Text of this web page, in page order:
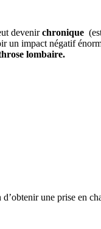
devenirchronique
un impact négatif
lombaire.
une prise en